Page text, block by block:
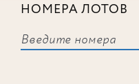
НОМЕРА ЛОТОВ